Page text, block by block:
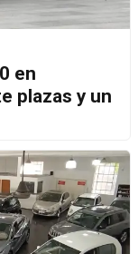
en
plazas y un